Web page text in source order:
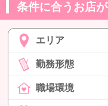
条件に合うお店が
エリア
勤務形態
職場環境